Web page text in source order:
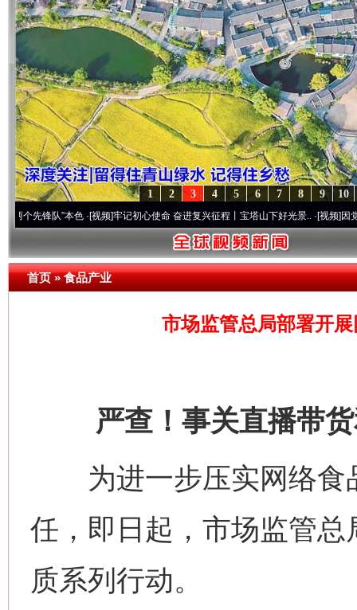
10
9
8
7
6
5
4
3
2
1
队”本色·[视频]牢记初心使命 奋进复兴征程丨宝塔山下好光景..·[视频]因党而生 为
首页»食品产业
市场监管总局部署开
严查！事关直播带货
为进一步压实网络食
任，即日起，市场监管
质系列行动。